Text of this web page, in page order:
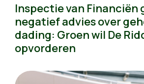
Inspectie van Financiën
negatief advies over
dading: Groen wil De
opvorderen